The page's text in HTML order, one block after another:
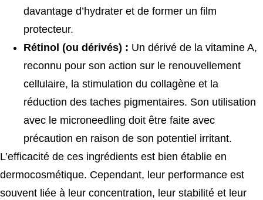
davantage d’hydrater et de former un film
protecteur.
Rétinol (ou dérivés) : Un dérivé de la vitamine A,
reconnu pour son action sur le renouvellement
cellulaire, la stimulation du collagène et la
réduction des taches pigmentaires. Son utilisation
avec le microneedling doit être faite avec
précaution en raison de son potentiel irritant.
L’efficacité de ces ingrédients est bien établie en
dermocosmétique. Cependant, leur performance est
souvent liée à leur concentration, leur stabilité et leur